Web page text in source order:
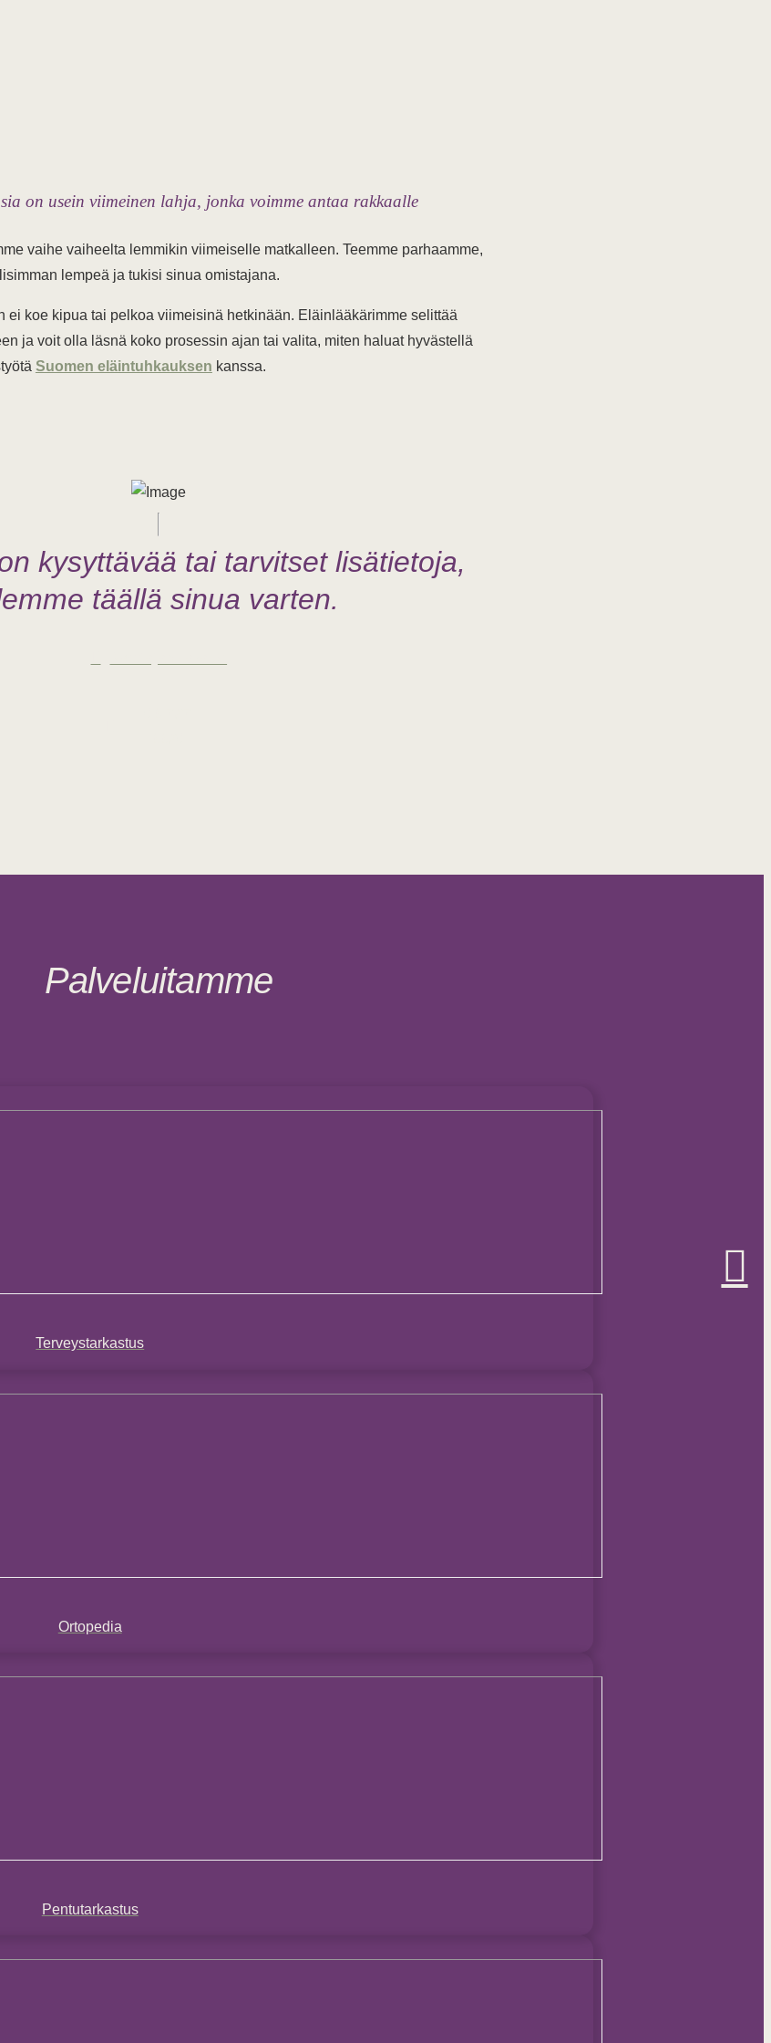
on usein viimeinen lahja, jonka voimme antaa rakkaalle
vaihe vaiheelta lemmikin viimeiselle matkalleen. Teemme parhaamme,
lempeä ja tukisi sinua omistajana.
ei koe kipua tai pelkoa viimeisinä hetkinään. Eläinlääkärimme selittää
ja voit olla läsnä koko prosessin ajan tai valita, miten haluat hyvästellä
Suomen eläintuhkauksen kanssa.
kysyttävää tai tarvitset lisätietoja,
täällä sinua varten.
Palveluitamme
Terveystarkastus
Ortopedia
Pentutarkastus